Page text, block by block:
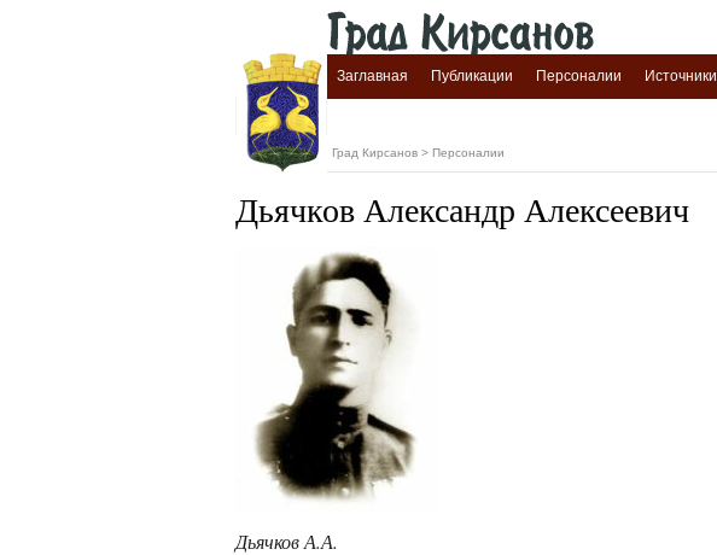
Заглавная Публикации Персоналии Источники
Град Кирсанов > Персоналии
Дьячков Александр Алексеевич
Дьячков А.А.